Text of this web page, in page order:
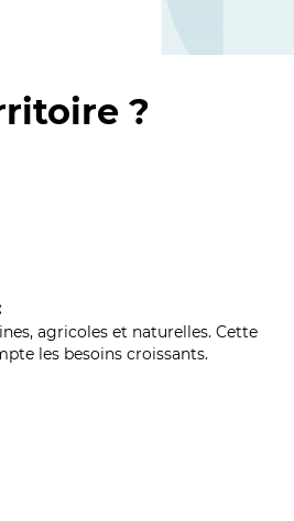
?
agricoles et naturelles. Cette
les besoins croissants.